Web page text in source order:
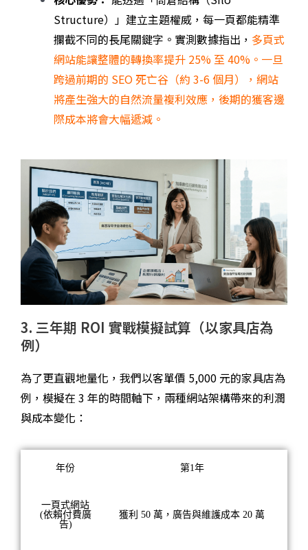
Structure）」建立主題權威，每一頁都能精準
攔截不同的長尾關鍵字。實測數據指出， 多頁式
網站能讓整體的轉換率提升 25% 至 40%。一旦
跨過前期的 SEO 死亡谷（約 3-6 個月），網站
將產生強大的自然流量複利效應，後期的獲客邊
際成本將會大幅遞減。
3. 三年期 ROI 實戰模擬試算（以家具店為
例）
為了更直觀地量化，我們以客單價 5,000 元的家具店為
例，模擬在 3 年的時間軸下，兩種網站架構帶來的利潤
與成本變化：
年份 第1年
一頁式網站
(依賴付費廣
告)
獲利 50 萬，廣告與維護成本 20 萬